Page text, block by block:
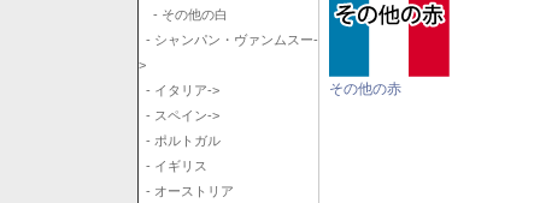
- その他の白
- シャンパン・ヴァンムスー-
>
- イタリア->
- スペイン->
- ポルトガル
- イギリス
- オーストリア
その他の赤